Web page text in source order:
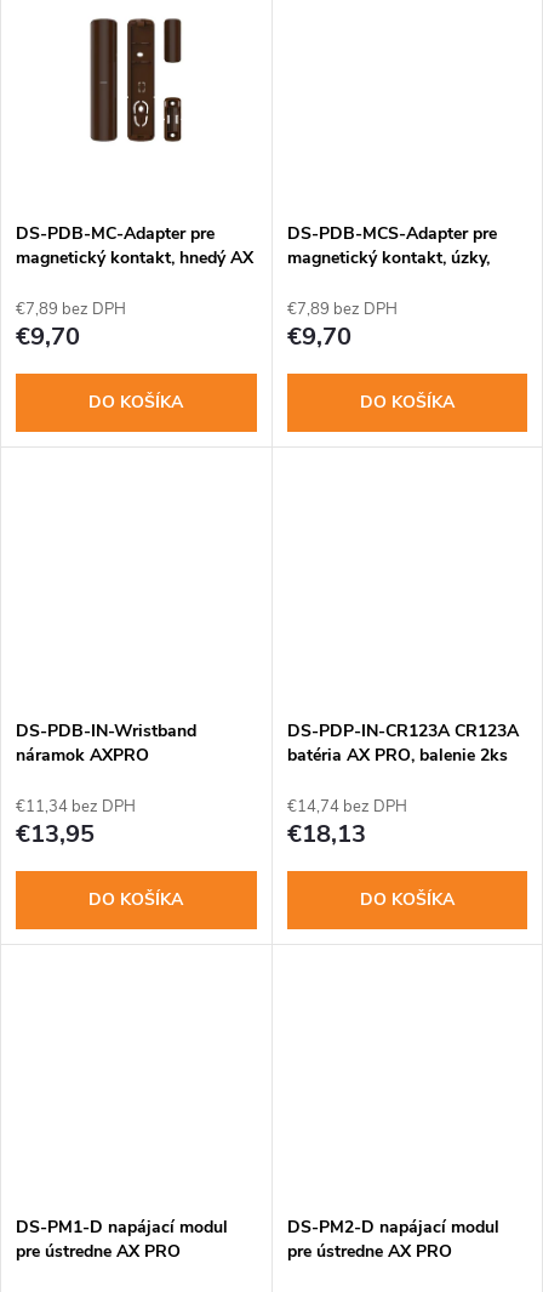
o
v
o
v
DS-PDB-MC-Adapter pre
magnetický kontakt, hnedý AX
€7,89 bez DPH
€9,70
DO KOŠÍKA
DS-PDB-MCS-Adapter pre
magnetický kontakt, úzky,
€7,89 bez DPH
€9,70
DO KOŠÍKA
DS-PDB-IN-Wristband
náramok AXPRO
€11,34 bez DPH
€13,95
DO KOŠÍKA
DS-PDP-IN-CR123A CR123A
batéria AX PRO, balenie 2ks
€14,74 bez DPH
€18,13
DO KOŠÍKA
DS-PM1-D napájací modul
pre ústredne AX PRO
DS-PM2-D napájací modul
pre ústredne AX PRO